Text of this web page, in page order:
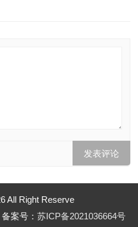
All Right Reserve
案号： 苏ICP备2021036664号